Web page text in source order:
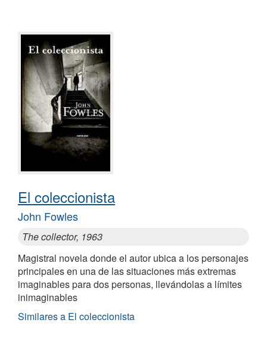
El coleccionista
John Fowles
The collector, 1963
Magistral novela donde el autor ubica a los personajes
principales en una de las situaciones más extremas
imaginables para dos personas, llevándolas a límites
inimaginables
Similares a El coleccionista